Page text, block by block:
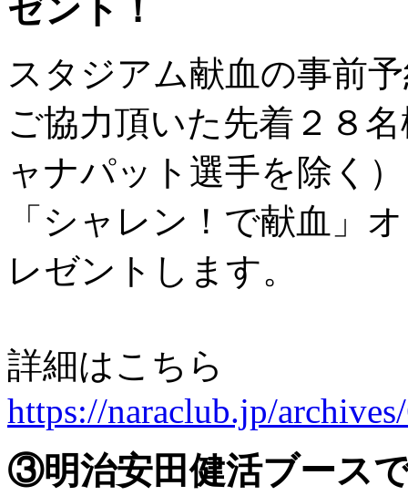
ゼント！
スタジアム献血の事前
ご協力頂いた先着２８
ャナパット選手を除く
「シャレン！で献血」
レゼントします。
詳細はこちら
https://naraclub.jp/
③明治安田健活ブース